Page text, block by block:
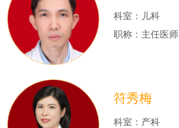
科室：儿科
职称：主任医师
符秀梅
科室：产科